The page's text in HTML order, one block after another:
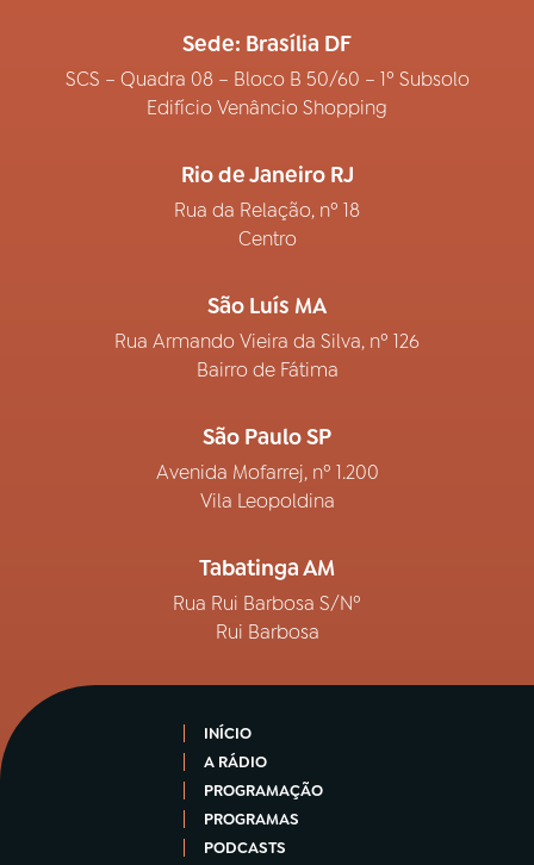
Sede: Brasília DF
SCS – Quadra 08 – Bloco B 50/60 – 1º Subsolo
Edifício Venâncio Shopping
Rio de Janeiro RJ
Rua da Relação, nº 18
Centro
São Luís MA
Rua Armando Vieira da Silva, nº 126
Bairro de Fátima
São Paulo SP
Avenida Mofarrej, nº 1.200
Vila Leopoldina
Tabatinga AM
Rua Rui Barbosa S/Nº
Rui Barbosa
INÍCIO
A RÁDIO
PROGRAMAÇÃO
PROGRAMAS
PODCASTS